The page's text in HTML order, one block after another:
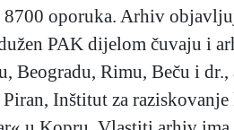
8700 oporuka. Arhiv
PAK dijelom čuvaju i
Beogradu, Rimu, Beču i
Inštitut za